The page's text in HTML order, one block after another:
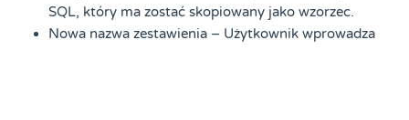
SQL, który ma zostać skopiowany jako wzorzec.
Nowa nazwa zestawienia – Użytkownik wprowadza